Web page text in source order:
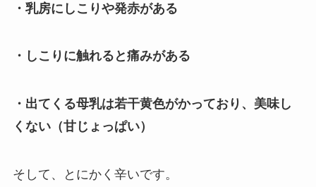
・乳房にしこりや発赤がある
・しこりに触れると痛みがある
・出てくる母乳は若干黄色がかっており、美味し
くない（甘じょっぱい）
そして、とにかく辛いです。